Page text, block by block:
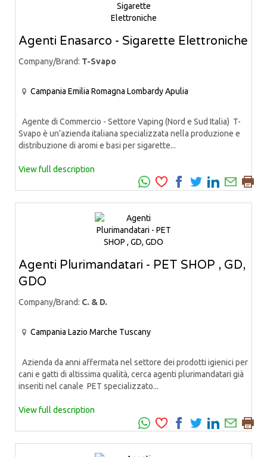
Agenti Enasarco - Sigarette Elettroniche
Company/Brand: T-Svapo
Campania Emilia Romagna LombardyApulia
Agente di Commercio - Settore Vaping (Nord e Sud Italia) T-
Svapo è un’azienda italiana specializzata nella produzione e
distribuzione di aromi e basi per sigarette...
View full description
Agenti Plurimandatari - PET SHOP , GD,
GDO
Company/Brand: C. & D.
Campania Lazio Marche Tuscany
Azienda da anni affermata nel settore dei prodotti igienici per
cani e gatti di altissima qualità, cerca agenti plurimandatari già
inseriti nel canale PET specializzato...
View full description